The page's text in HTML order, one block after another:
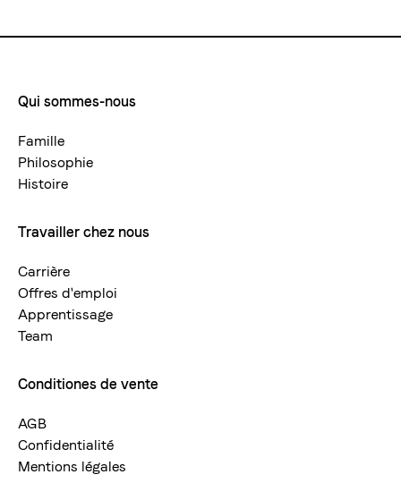
Footermenue-
neu
Qui sommes-nous
Famille
Philosophie
Histoire
Travailler chez nous
Carrière
Offres d'emploi
Apprentissage
Team
Conditiones de vente
AGB
Confidentialité
Mentions légales